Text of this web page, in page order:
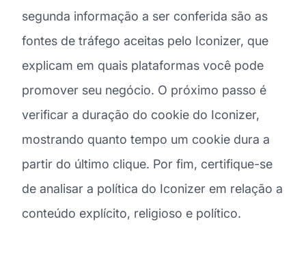
segunda informação a ser conferida são as
fontes de tráfego aceitas pelo Iconizer, que
explicam em quais plataformas você pode
promover seu negócio. O próximo passo é
verificar a duração do cookie do Iconizer,
mostrando quanto tempo um cookie dura a
partir do último clique. Por fim, certifique-se
de analisar a política do Iconizer em relação a
conteúdo explícito, religioso e político.